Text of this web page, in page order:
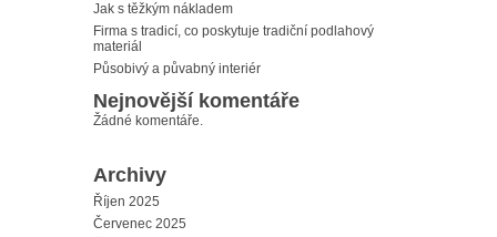
Jak s těžkým nákladem
Firma s tradicí, co poskytuje tradiční podlahový
materiál
Působivý a půvabný interiér
Nejnovější komentáře
Žádné komentáře.
Archivy
Říjen 2025
Červenec 2025